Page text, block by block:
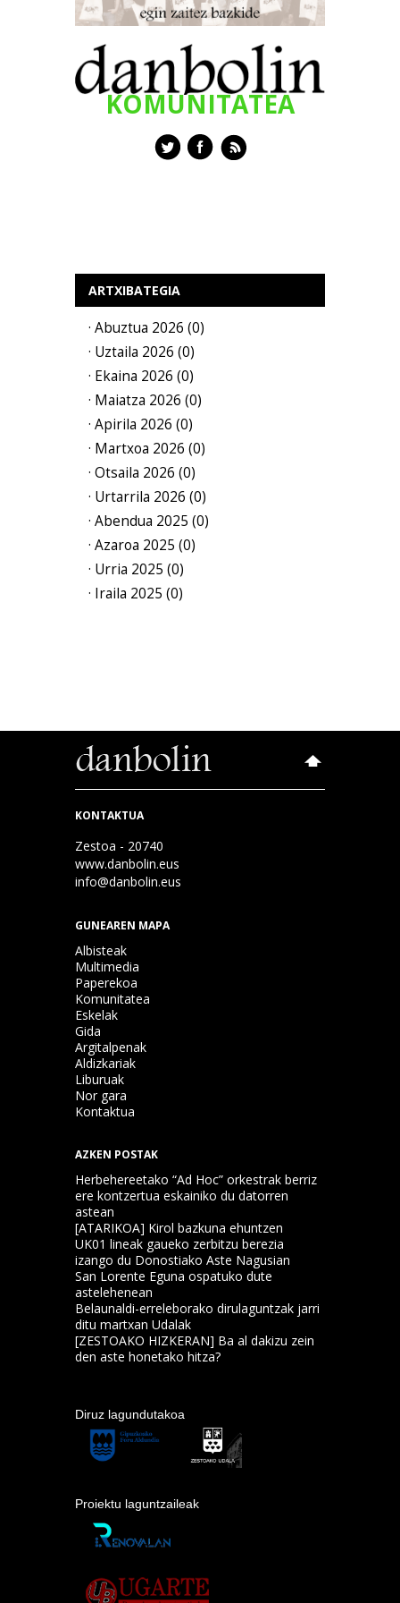
KOMUNITATEA
ARTXIBATEGIA
· Abuztua 2026 (0)
· Uztaila 2026 (0)
· Ekaina 2026 (0)
· Maiatza 2026 (0)
· Apirila 2026 (0)
· Martxoa 2026 (0)
· Otsaila 2026 (0)
· Urtarrila 2026 (0)
· Abendua 2025 (0)
· Azaroa 2025 (0)
· Urria 2025 (0)
· Iraila 2025 (0)
KONTAKTUA
Zestoa - 20740
www.danbolin.eus
info@danbolin.eus
GUNEAREN MAPA
Albisteak
Multimedia
Paperekoa
Komunitatea
Eskelak
Gida
Argitalpenak
Aldizkariak
Liburuak
Nor gara
Kontaktua
AZKEN POSTAK
Herbehereetako “Ad Hoc” orkestrak berriz
ere kontzertua eskainiko du datorren
astean
[ATARIKOA] Kirol bazkuna ehuntzen
UK01 lineak gaueko zerbitzu berezia
izango du Donostiako Aste Nagusian
San Lorente Eguna ospatuko dute
astelehenean
Belaunaldi-erreleborako dirulaguntzak jarri
ditu martxan Udalak
[ZESTOAKO HIZKERAN] Ba al dakizu zein
den aste honetako hitza?
Diruz lagundutakoa
Proiektu laguntzaileak